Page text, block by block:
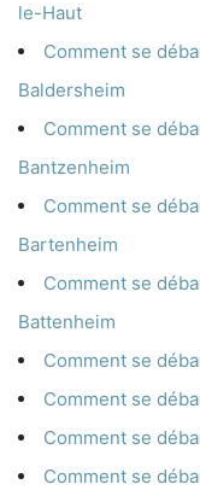
le-Haut
Comment se
Baldersheim
Comment se
Bantzenheim
Comment se
Bartenheim
Comment se
Battenheim
Comment se
Comment se
Comment se
Comment se